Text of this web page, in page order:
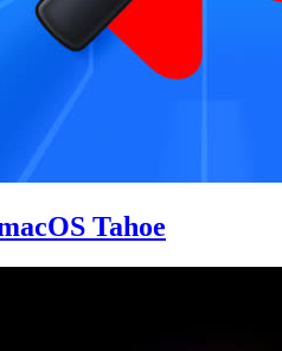
Tahoe